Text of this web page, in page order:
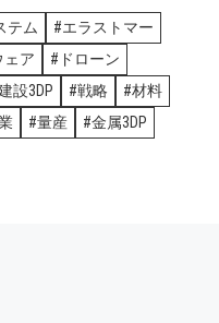
テム
エラストマー
ェア
ドローン
設3DP 戦略
材料
量産
金属3DP